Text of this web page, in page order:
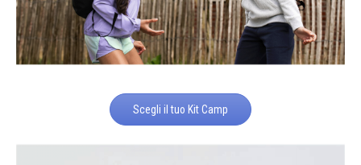
Scegli il tuo Kit Camp